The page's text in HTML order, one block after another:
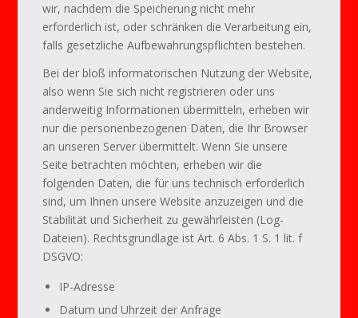
wir, nachdem die Speicherung nicht mehr
erforderlich ist, oder schränken die Verarbeitung ein,
falls gesetzliche Aufbewahrungspflichten bestehen.
Bei der bloß informatorischen Nutzung der Website,
also wenn Sie sich nicht registrieren oder uns
anderweitig Informationen übermitteln, erheben wir
nur die personenbezogenen Daten, die Ihr Browser
an unseren Server übermittelt. Wenn Sie unsere
Seite betrachten möchten, erheben wir die
folgenden Daten, die für uns technisch erforderlich
sind, um Ihnen unsere Website anzuzeigen und die
Stabilität und Sicherheit zu gewährleisten (Log-
Dateien). Rechtsgrundlage ist Art. 6 Abs. 1 S. 1 lit. f
DSGVO:
IP-Adresse
Datum und Uhrzeit der Anfrage